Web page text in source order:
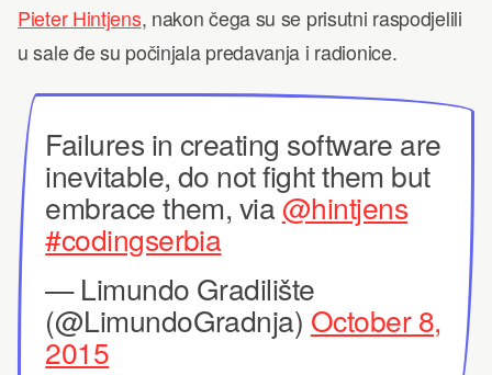
Pieter Hintjens, nakon čega su se prisutni raspodjelili
u sale đe su počinjala predavanja i radionice.
Failures in creating software are
inevitable, do not fight them but
embrace them, via@hintjens
#codingserbia
— Limundo Gradilište
(@LimundoGradnja) October 8,
2015